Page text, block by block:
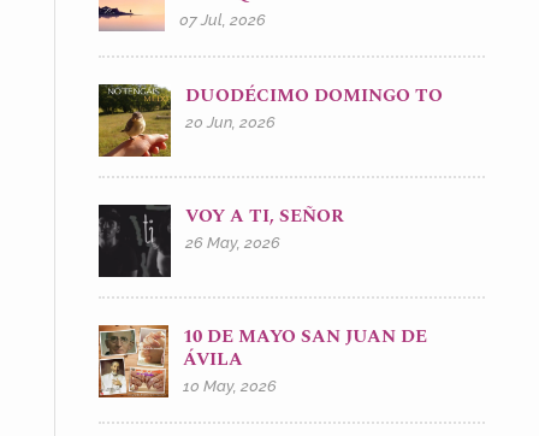
07 Jul, 2026
DUODÉCIMO DOMINGO TO
20 Jun, 2026
VOY A TI, SEÑOR
26 May, 2026
10 DE MAYO SAN JUAN DE
ÁVILA
10 May, 2026